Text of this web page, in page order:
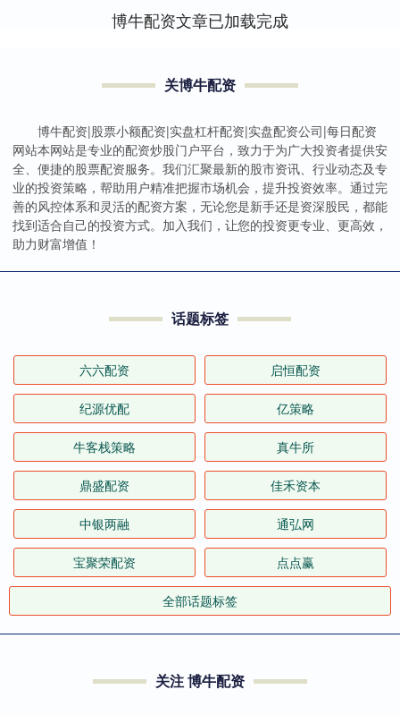
博牛配资文章已加载完成
关博牛配资
博牛配资|股票小额配资|实盘杠杆配资|实盘配资公司|每日配资
网站本网站是专业的配资炒股门户平台，致力于为广大投资者提供安
全、便捷的股票配资服务。我们汇聚最新的股市资讯、行业动态及专
业的投资策略，帮助用户精准把握市场机会，提升投资效率。通过完
善的风控体系和灵活的配资方案，无论您是新手还是资深股民，都能
找到适合自己的投资方式。加入我们，让您的投资更专业、更高效，
助力财富增值！
话题标签
六六配资 启恒配资
纪源优配 亿策略
牛客栈策略 真牛所
鼎盛配资 佳禾资本
中银两融 通弘网
宝聚荣配资 点点赢
全部话题标签
关注 博牛配资